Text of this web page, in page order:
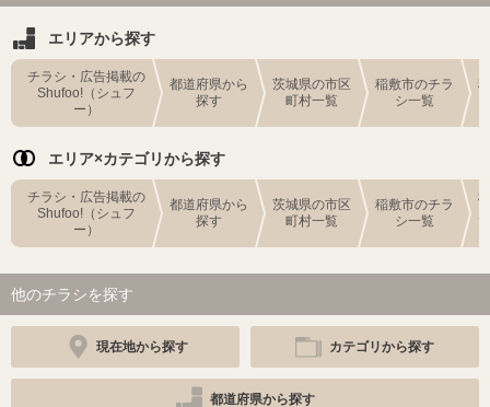
エリアから探す
チラシ・広告掲載の
Shufoo!（シュフ
ー）
都道府県から
探す
茨城県の市区
町村一覧
稲敷市のチラ
シ一覧
エリア×カテゴリから探す
チラシ・広告掲載の
Shufoo!（シュフ
ー）
都道府県から
探す
茨城県の市区
町村一覧
稲敷市のチラ
シ一覧
他のチラシを探す
現在地から探す カテゴリから探す
都道府県から探す